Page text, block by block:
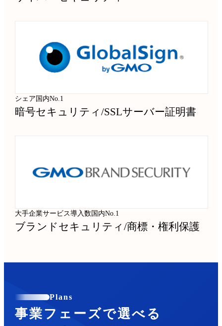
シェア国内No.1
暗号セキュリティ/SSLサーバー証明書
大手企業サービス導入数国内No.1
ブランドセキュリティ/商標・権利保護
Plans
事業フェーズで選べる